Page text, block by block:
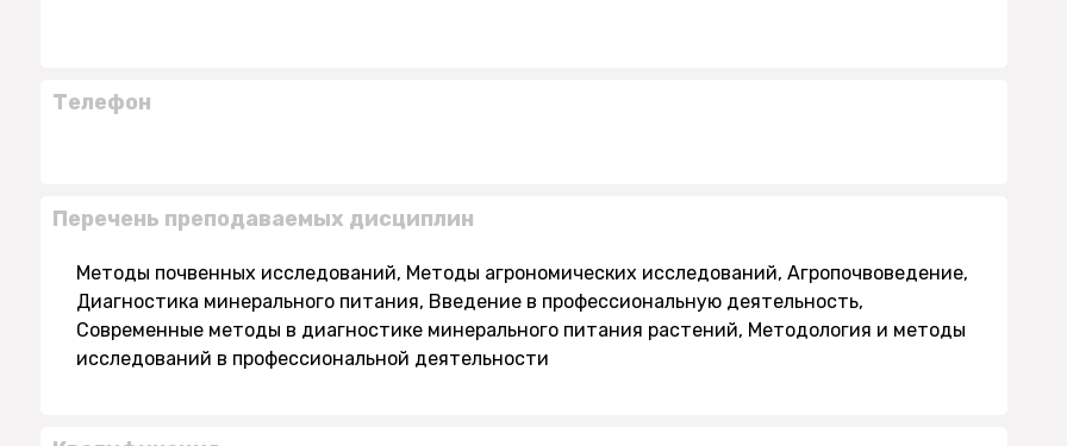
Телефон
Перечень преподаваемых дисциплин
Методы почвенных исследований, Методы агрономических исследований, Агропочвоведение,
Диагностика минерального питания, Введение в профессиональную деятельность,
Современные методы в диагностике минерального питания растений, Методология и методы
исследований в профессиональной деятельности